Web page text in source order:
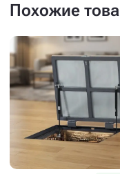
Похожие